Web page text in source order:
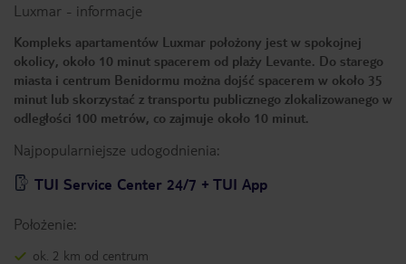
Luxmar - informacje
Kompleks apartamentów Luxmar położony jest w spokojnej
okolicy, około 10 minut spacerem od plaży Levante. Do starego
miasta i centrum Benidormu można dojść spacerem w około 35
minut lub skorzystać z transportu publicznego zlokalizowanego w
odległości 100 metrów, co zajmuje około 10 minut.
Najpopularniejsze udogodnienia:
TUI Service Center 24/7 + TUI App
Położenie:
ok. 2 km od centrum